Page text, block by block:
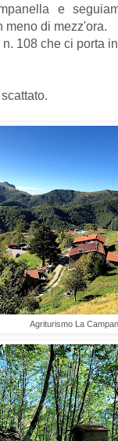
e
meno di mezz'ora.
108 che ci porta
Agriturismo La